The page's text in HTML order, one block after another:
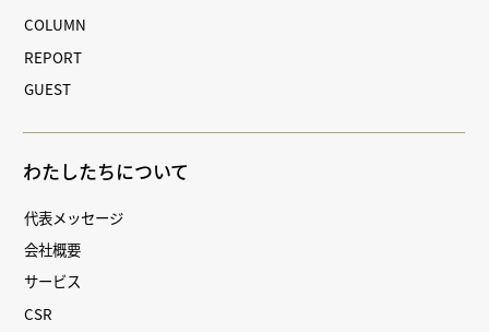
COLUMN
REPORT
GUEST
わたしたちについて
代表メッセージ
会社概要
サービス
CSR